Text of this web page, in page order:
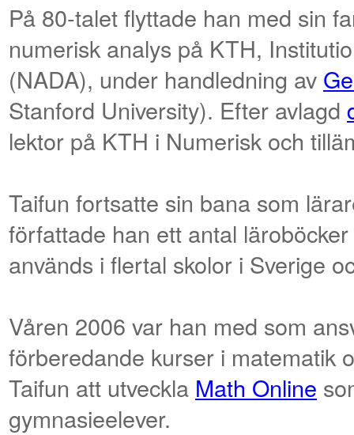
På 80-talet flyttade han med sin
numerisk analys på KTH,
(NADA), under handledning av
Stanford University). Efter avlagd
lektor på KTH i Numerisk och
Taifun fortsatte sin bana som
författade han ett antal
används i flertal skolor i Sverige
Våren 2006 var han med som
förberedande kurser i matematik
Taifun att utveckla Math Online
gymnasieelever.